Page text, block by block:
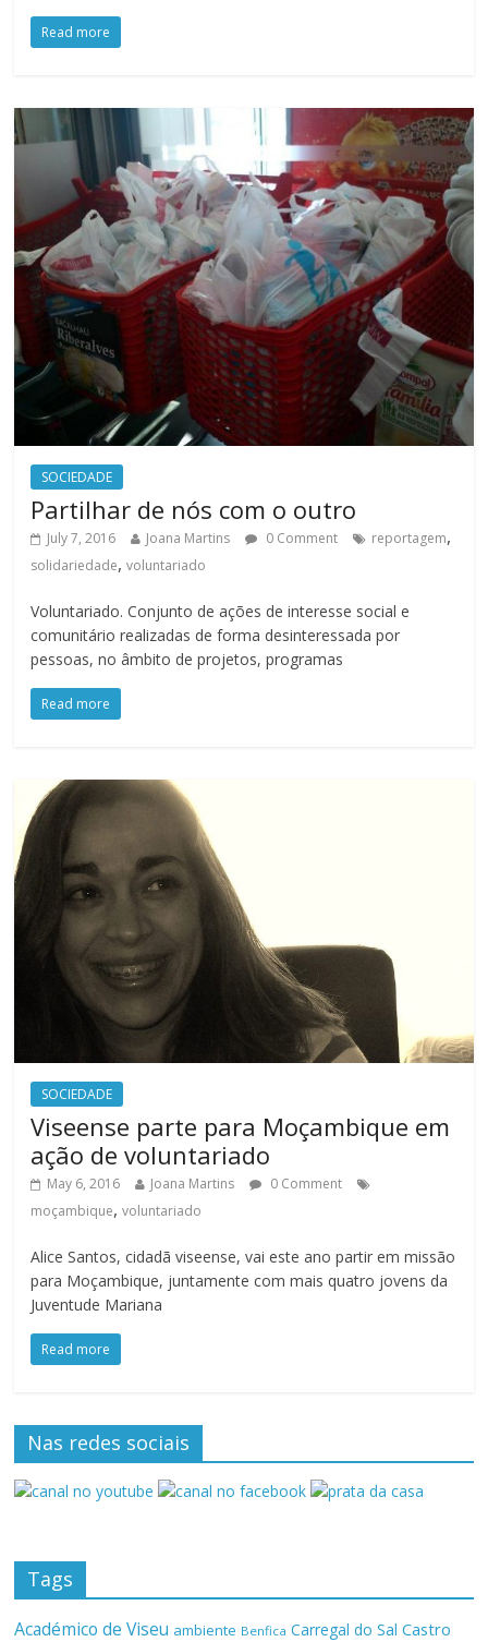
Read more
SOCIEDADE
Partilhar de nós com o outro
July 7, 2016 Joana Martins 0 Comment reportagem,
solidariedade,voluntariado
Voluntariado. Conjunto de ações de interesse social e
comunitário realizadas de forma desinteressada por
pessoas, no âmbito de projetos, programas
Read more
SOCIEDADE
Viseense parte para Moçambique em
ação de voluntariado
May 6, 2016 Joana Martins
0 Comment
moçambique,voluntariado
Alice Santos, cidadã viseense, vai este ano partir em missão
para Moçambique, juntamente com mais quatro jovens da
Juventude Mariana
Read more
Nas redes sociais
Tags
Académico de Viseu ambiente Benfica Carregal do Sal Castro